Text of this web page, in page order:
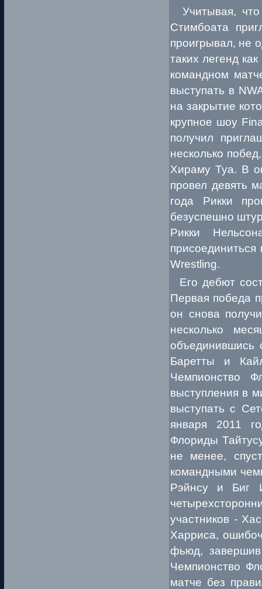
Учитывая,
Стимбоата
проигрывал, не
таких легенд
командном
выступать в
на закрытие
крупное шоу
получил
несколько
Хираму Туа. В
провел девять
года Рикки
безуспешно
Рикки
Wrestling.
Его дебют
Первая победа
он снова
несколько
объединившись
Баретты и
Чемпионство
выступления в
выступать с
января 2011
Флориды
не менее,
командными
Рэйнсу и Биг
участников -
Харриса,
фьюд,
Чемпионство
матче без